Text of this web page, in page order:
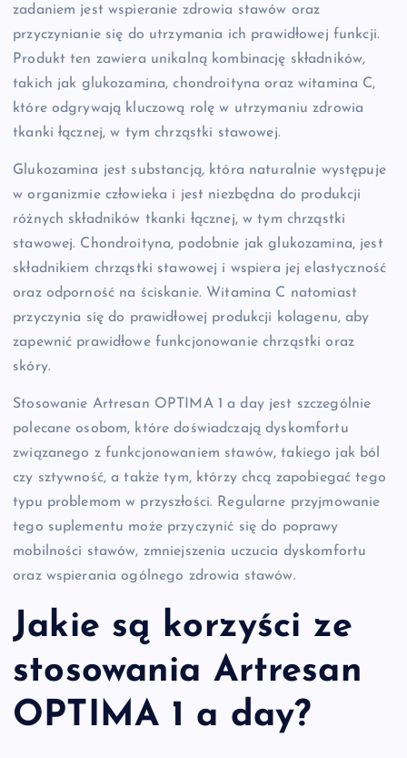
zadaniem jest wspieranie zdrowia stawów oraz
przyczynianie się do utrzymania ich prawidłowej funkcji.
Produkt ten zawiera unikalną kombinację składników,
takich jak glukozamina, chondroityna oraz witamina C,
które odgrywają kluczową rolę w utrzymaniu zdrowia
tkanki łącznej, w tym chrząstki stawowej.
Glukozamina jest substancją, która naturalnie występuje
w organizmie człowieka i jest niezbędna do produkcji
różnych składników tkanki łącznej, w tym chrząstki
stawowej. Chondroityna, podobnie jak glukozamina, jest
składnikiem chrząstki stawowej i wspiera jej elastyczność
oraz odporność na ściskanie. Witamina C natomiast
przyczynia się do prawidłowej produkcji kolagenu, aby
zapewnić prawidłowe funkcjonowanie chrząstki oraz
skóry.
Stosowanie Artresan OPTIMA 1 a day jest szczególnie
polecane osobom, które doświadczają dyskomfortu
związanego z funkcjonowaniem stawów, takiego jak ból
czy sztywność, a także tym, którzy chcą zapobiegać tego
typu problemom w przyszłości. Regularne przyjmowanie
tego suplementu może przyczynić się do poprawy
mobilności stawów, zmniejszenia uczucia dyskomfortu
oraz wspierania ogólnego zdrowia stawów.
Jakie są korzyści ze
stosowania Artresan
OPTIMA 1 a day?